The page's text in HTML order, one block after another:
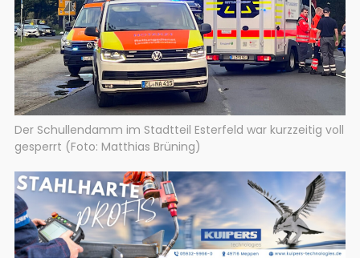
Der Schullendamm im Stadtteil Esterfeld war kurzzeitig voll
gesperrt (Foto: Matthias Brüning)